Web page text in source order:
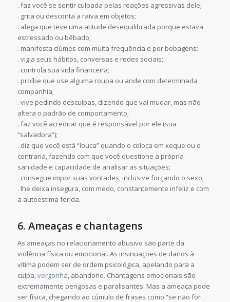
. faz você se sentir culpada pelas reações agressivas dele;
. grita ou desconta a raiva em objetos;
. alega que teve uma atitude desequilibrada porque estava
estressado ou bêbado;
. manifesta ciúmes com muita frequência e por bobagens;
. vigia seus hábitos, conversas e redes sociais;
. controla sua vida financeira;
. proíbe que use alguma roupa ou ande com determinada
companhia;
. vive pedindo desculpas, dizendo que vai mudar, mas não
altera o padrão de comportamento;
. faz você acreditar que é responsável por ele (sua
“salvadora”);
. diz que você está “louca” quando o coloca em xeque ou o
contraria, fazendo com que você questione a própria
sanidade e capacidade de analisar as situações;
. consegue impor suas vontades, inclusive forçando o sexo;
. lhe deixa insegura, com medo, constantemente infeliz e com
a autoestima ferida.
6. Ameaças e chantagens
As ameaças no relacionamento abusivo são parte da
violência física ou emocional. As insinuações de danos à
vítima podem ser de ordem psicológica, apelando para a
culpa, vergonha , abandono. Chantagens emocionais são
extremamente perigosas e paralisantes. Mas a ameaça pode
ser física, chegando ao cúmulo de frases como “se não for